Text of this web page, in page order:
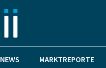
NEWS MARKTREPORTE